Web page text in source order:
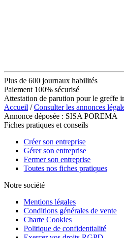
Plus de 600 journaux habilités
Paiement 100% sécurisé
Attestation de parution pour le greffe
Accueil /Consulter les annonces
Annonce déposée : SISA POREMA
Fiches pratiques et conseils
Créer son entreprise
Gérer son entreprise
Fermer son entreprise
Toutes nos fiches pratiques
Notre société
Mentions légales
Conditions générales de vente
Charte Cookies
Politique de confidentialité